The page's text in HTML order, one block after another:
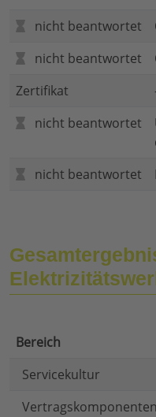
nicht beantwortet
nicht beantwortet
Zertifikat
nicht beantwortet
nicht beantwortet
Bereich
Servicekultur
Vertragskomponenten